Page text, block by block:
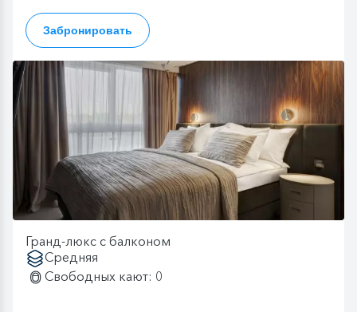
Забронировать
Гранд-люкс с балконом
Средняя
Свободных кают: 0